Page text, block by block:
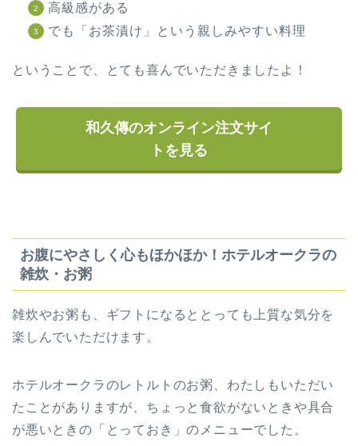
高級感がある
でも「お茶漬け」という親しみやすい料理
ということで、とても喜んでいただきましたよ！
和久傳のオンライン注文サイ
トを見る
お腹にやさしく心もほかほか！ホテルオークラの
雑炊・お粥
雑炊やお粥も、ギフトになるととっても上質な気分を
楽しんでいただけます。
ホテルオークラのレトルトのお粥、わたしもいただい
たことがありますが、ちょっと食欲がないときや具合
が悪いときの「とっておき」のメニューでした。